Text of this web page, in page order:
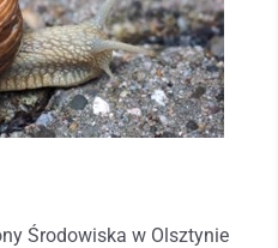
Środowiska w Olsztynie